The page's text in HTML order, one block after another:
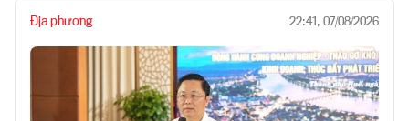
Địa phương 22:41, 07/08/2026